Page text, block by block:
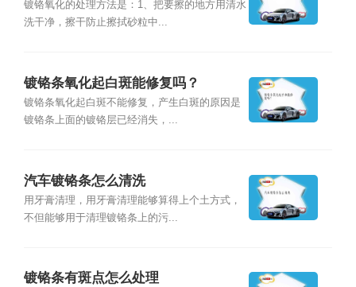
镀铬氧化的处理方法是：1、把要擦的地方用清水
洗干净，擦干防止擦拭砂粒中...
镀铬条氧化起白斑能修复吗？
镀铬条氧化起白斑不能修复，产生白斑的原因是
镀铬条上面的镀铬层已经消失，...
汽车镀铬条怎么清洗
用牙膏清理，用牙膏清理能够算得上个土方式，
不但能够用于清理镀铬条上的污...
镀铬条有斑点怎么处理